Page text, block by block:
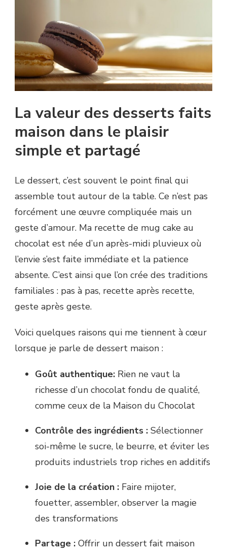
La valeur des desserts faits
maison dans le plaisir
simple et partagé
Le dessert, c’est souvent le point final qui
assemble tout autour de la table. Ce n’est pas
forcément une œuvre compliquée mais un
geste d’amour. Ma recette de mug cake au
chocolat est née d’un après-midi pluvieux où
l’envie s’est faite immédiate et la patience
absente. C’est ainsi que l’on crée des traditions
familiales : pas à pas, recette après recette,
geste après geste.
Voici quelques raisons qui me tiennent à cœur
lorsque je parle de dessert maison :
Goût authentique: Rien ne vaut la
richesse d’un chocolat fondu de qualité,
comme ceux de la Maison du Chocolat
Contrôle des ingrédients : Sélectionner
soi-même le sucre, le beurre, et éviter les
produits industriels trop riches en additifs
Joie de la création : Faire mijoter,
fouetter, assembler, observer la magie
des transformations
Partage : Offrir un dessert fait maison